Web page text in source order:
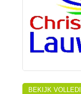
BEKIJK